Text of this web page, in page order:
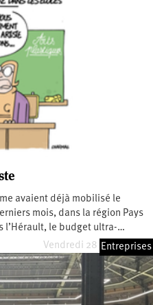
avaient déjà mobilisé le
mois, dans la région Pays
l’Hérault, le budget ultra-…
Vendredi 28 février 2025
Entreprises